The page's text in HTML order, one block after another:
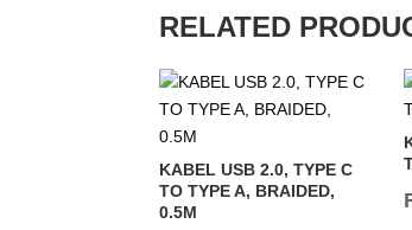
RELATED
KABEL USB 2.0, TYPE C
TO TYPE A, BRAIDED,
0.5M